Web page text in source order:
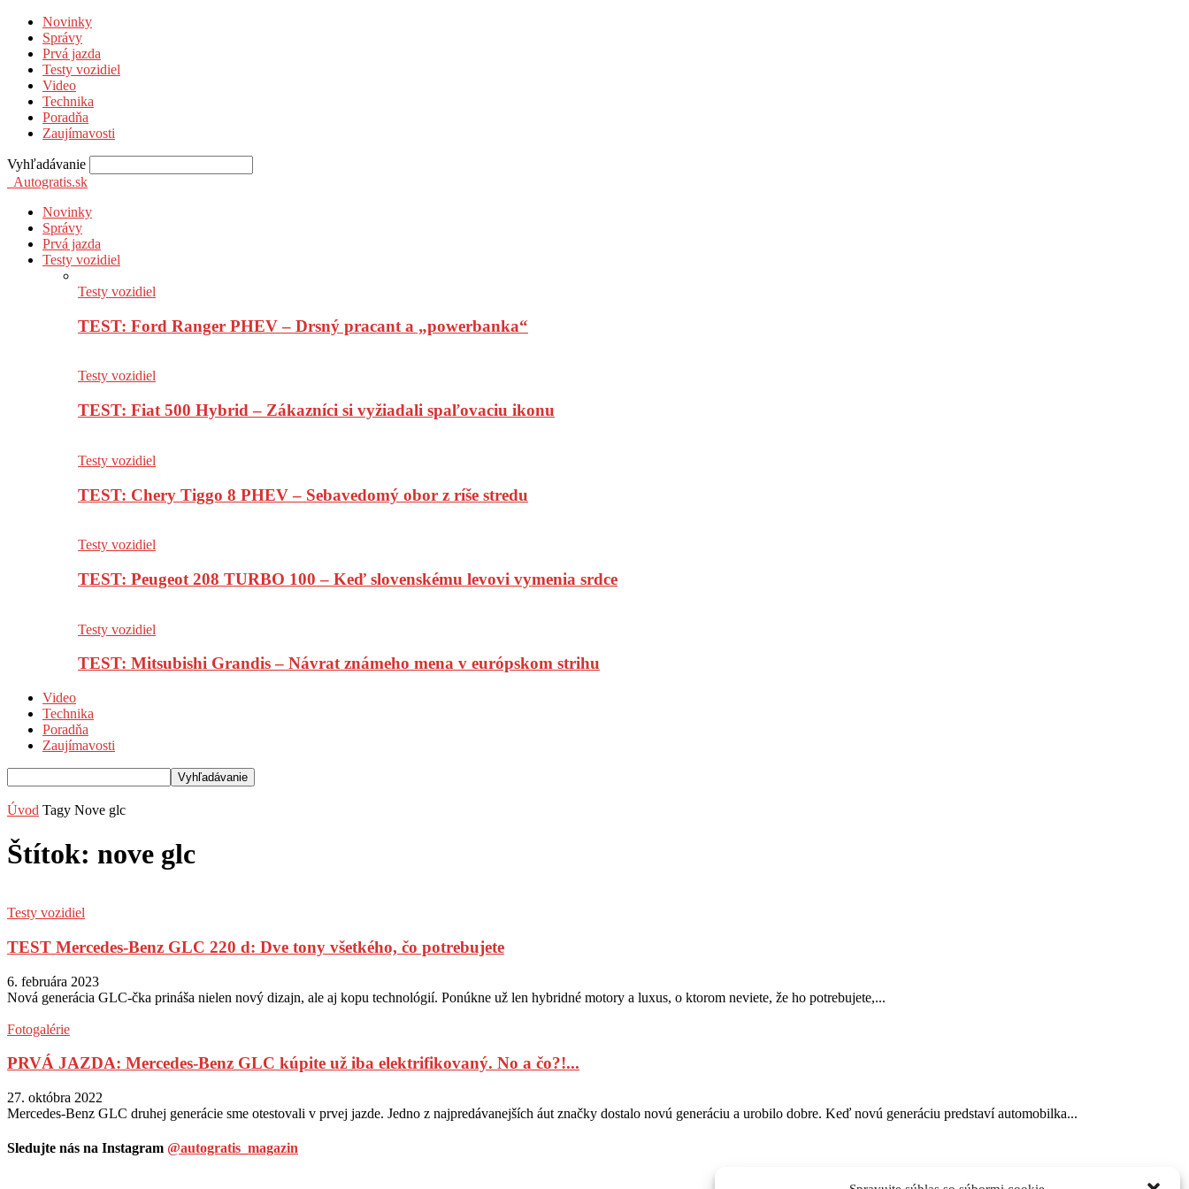
Novinky
Správy
Prvá jazda
Testy vozidiel
Video
Technika
Poradňa
Zaujímavosti
Vyhľadávanie
Autogratis.sk
Novinky
Správy
Prvá jazda
Testy vozidiel
Testy vozidiel
TEST: Ford Ranger PHEV – Drsný pracant a „powerbanka“
Testy vozidiel
TEST: Fiat 500 Hybrid – Zákazníci si vyžiadali spaľovaciu ikonu
Testy vozidiel
TEST: Chery Tiggo 8 PHEV – Sebavedomý obor z ríše stredu
Testy vozidiel
TEST: Peugeot 208 TURBO 100 – Keď slovenskému levovi vymenia srdce
Testy vozidiel
TEST: Mitsubishi Grandis – Návrat známeho mena v európskom strihu
Video
Technika
Poradňa
Zaujímavosti
Úvod Tagy Nove glc
Štítok: nove glc
Testy vozidiel
TEST Mercedes-Benz GLC 220 d: Dve tony všetkého, čo potrebujete
6. februára 2023
Nová generácia GLC-čka prináša nielen nový dizajn, ale aj kopu technológií. Ponúkne už len hybridné motory a luxus, o ktorom neviete, že ho potrebujete,...
Fotogalérie
PRVÁ JAZDA: Mercedes-Benz GLC kúpite už iba elektrifikovaný. No a čo?!...
27. októbra 2022
Mercedes-Benz GLC druhej generácie sme otestovali v prvej jazde. Jedno z najpredávanejších áut značky dostalo novú generáciu a urobilo dobre. Keď novú generáciu predstaví automobilka...
Sledujte nás na Instagram @autogratis_magazin